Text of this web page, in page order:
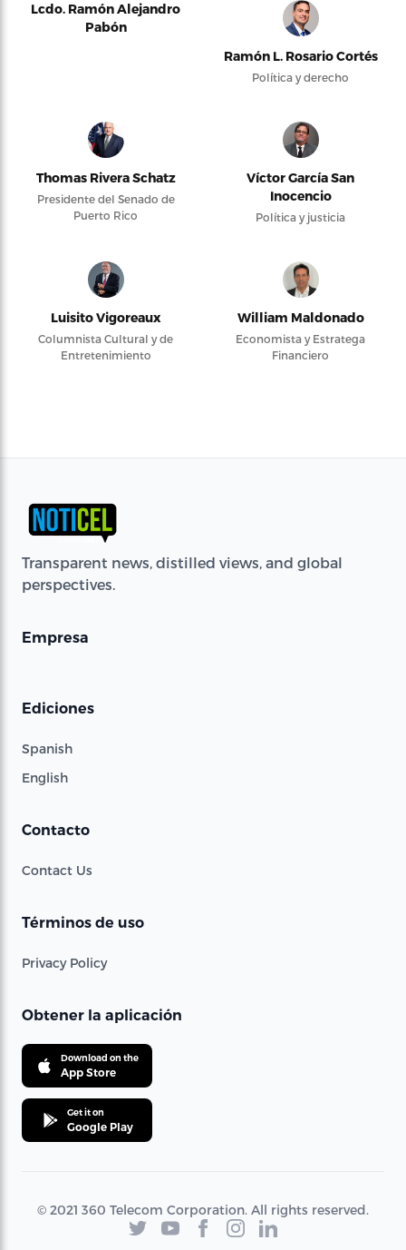
Lcdo. Ramón Alejandro
Pabón
Ramón L. Rosario Cortés
Política y derecho
Thomas Rivera Schatz
Presidente del Senado de
Puerto Rico
Víctor García San
Inocencio
Política y justicia
Luisito Vigoreaux
Columnista Cultural y de
Entretenimiento
William Maldonado
Economista y Estratega
Financiero
Transparent news, distilled views, and global
perspectives.
Empresa
Ediciones
Spanish
English
Contacto
Contact Us
Términos de uso
Privacy Policy
Obtener la aplicación
Download on the
App Store
Get it on
Google Play
© 2021 360 Telecom Corporation. All rights reserved.